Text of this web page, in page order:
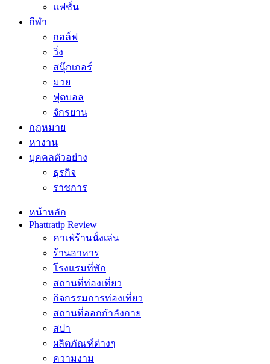
แฟชั่น
กีฬา
กอล์ฟ
วิ่ง
สนุ๊กเกอร์
มวย
ฟุตบอล
จักรยาน
กฏหมาย
หางาน
บุคคลตัวอย่าง
ธุรกิจ
ราชการ
หน้าหลัก
Phattratip Review
คาเฟ่ร้านนั่งเล่น
ร้านอาหาร
โรงแรมที่พัก
สถานที่ท่องเที่ยว
กิจกรรมการท่องเที่ยว
สถานที่ออกกำลังกาย
สปา
ผลิตภัณฑ์ต่างๆ
ความงาม